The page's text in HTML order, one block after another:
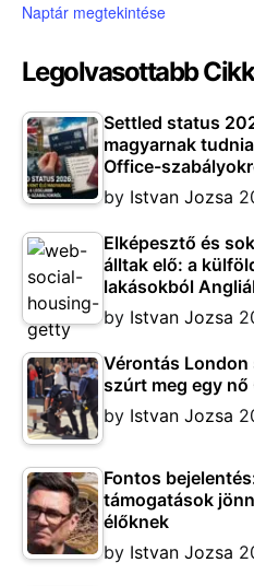
Naptár megtekintése
Legolvasottabb
Settled status
magyarnak
Office-
by Istvan Jozsa
Elképesztő és
álltak elő: a
lakásokból
by Istvan Jozsa
Vérontás
szúrt meg egy nő
by Istvan Jozsa
Fontos
támogatások
élőknek
by Istvan Jozsa